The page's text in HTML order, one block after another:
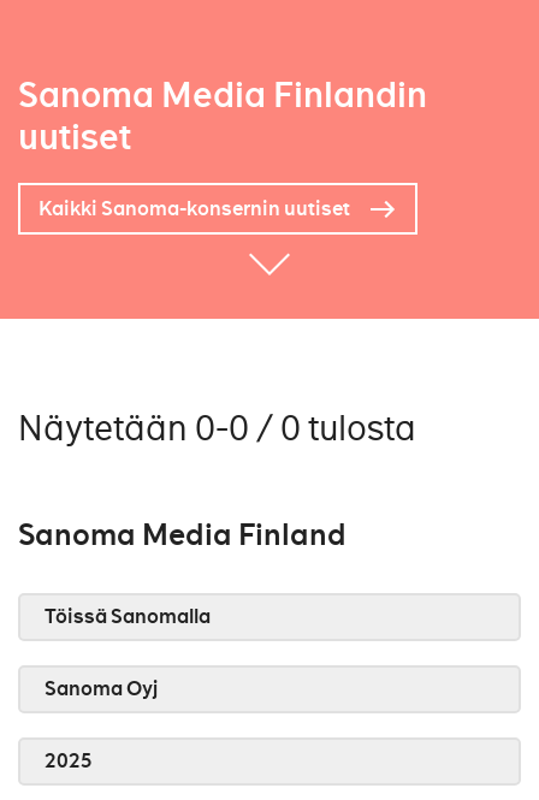
Sanoma Media Finlandin
uutiset
Kaikki Sanoma-konsernin uutiset
Näytetään 0-0 / 0 tulosta
Sanoma Media Finland
Töissä Sanomalla
Sanoma Oyj
2025